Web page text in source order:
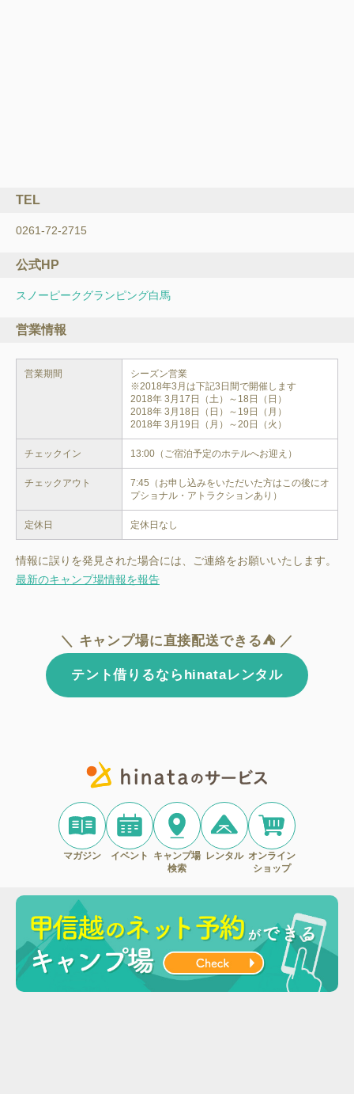
TEL
0261-72-2715
公式HP
スノーピークグランピング白馬
営業情報
営業期間
シーズン営業
※2018年3月は下記3日間で開催します
2018年 3月17日（土）～18日（日）
2018年 3月18日（日）～19日（月）
チェックイン 13:00（ご宿泊予定のホテルへお迎え）
チェックアウト
7:45（お申し込みをいただいた方はこの後にオ
プショナル・アトラクションあり）
定休日 定休日なし
情報に誤りを発見された場合には、ご連絡をお願いいたします。
最新のキャンプ場情報を報告
＼ キャンプ場に直接配送できる⛺ ／
テント借りるならhinataレンタル
マガジン イベント
キャンプ場
検索
レンタル オンライン
ショップ